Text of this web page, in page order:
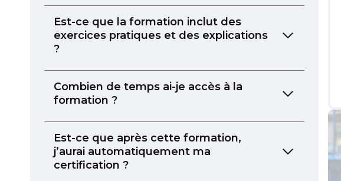
Est-ce que la formation inclut des
exercices pratiques et des explications
?
Combien de temps ai-je accès à la
formation ?
Est-ce que après cette formation,
j’aurai automatiquement ma
certification ?